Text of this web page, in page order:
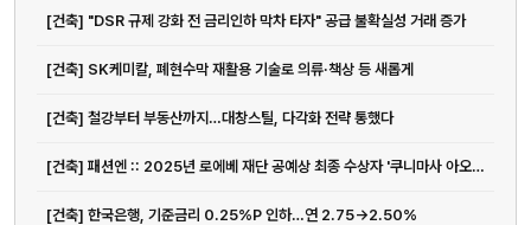
[건축] "DSR 규제 강화 전 금리인하 막차 타자" 공급 불확실성 거래 증가
[건축] SK케미칼, 폐현수막 재활용 기술로 의류·책상 등 새롭게
[건축] 철강부터 부동산까지…대창스틸, 다각화 전략 통했다
[건축] 패션엔 :: 2025년 로에베 재단 공예상 최종 수상자 '쿠니마사 아오키' 선정
[건축] 한국은행, 기준금리 0.25%P 인하…연 2.75→2.50%